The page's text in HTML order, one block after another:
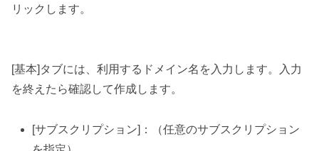
リックします。
[基本]タブには、利用するドメイン名を入力します。入力
を終えたら確認して作成します。
[サブスクリプション]：（任意のサブスクリプション